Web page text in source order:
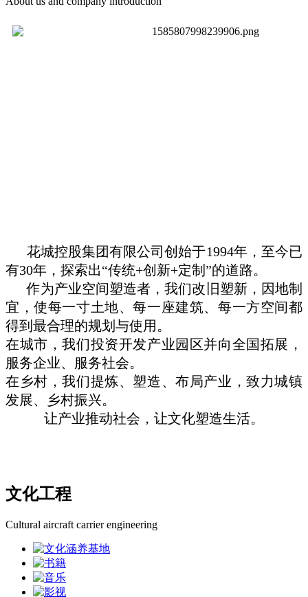
花城控股集团有限公司创始于1994年，至今已
有30年，探索出“传统+创新+定制 ”的道路。
作为产业空间塑造者，我们改旧塑新，因地制
宜，使每一寸土地、每一座建筑、每一方空间都
得到最合理的规划与使用。
在城市，我们投资开发产业园区并向全国拓展，
服务企业、服务社会。
在乡村，我们提炼、塑造、布局产业，致力城镇
发展、乡村振兴。
让产业推动社会，让文化塑造生活。
文化工程
Cultural aircraft carrier engineering